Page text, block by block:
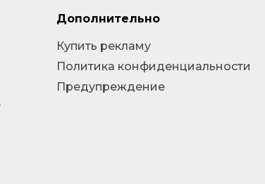
Дополнительно
Купить рекламу
Политика конфиденциальности
Предупреждение